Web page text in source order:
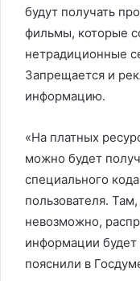
будут получать
фильмы, которые
нетрадиционные
Запрещается и
информацию.
«На платных
можно будет
специального
пользователя.
невозможно,
информации
пояснили в